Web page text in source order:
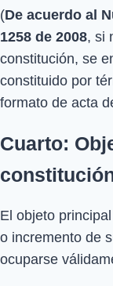
(De acuerdo al
1258 de 2008, si
constitución, se
constituido por
formato de acta
Cuarto:
El objeto
o incremento de
ocuparse